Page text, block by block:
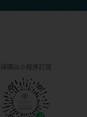
掃碼以小程序訂房